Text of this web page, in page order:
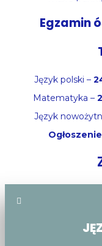
Egzamin
Język polski –
Matematyka –
Język
